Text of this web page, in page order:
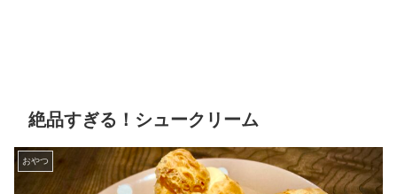
絶品すぎる！シュークリーム
おやつ